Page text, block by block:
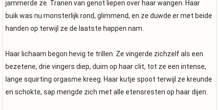
jammerde ze. Tranen van genot liepen over haar wangen. Haar
buik was nu monsterlijk rond, glimmend, en ze duwde er met beide
handen op terwijl ze de laatste happen nam.
Haar lichaam begon hevig te trillen. Ze vingerde zichzelf als een
bezetene, drie vingers diep, duim op haar clit, tot ze een intense,
lange squirting orgasme kreeg. Haar kutje spoot terwijl ze kreunde
en schokte, sap mengde zich met alle etensresten op haar dijen.